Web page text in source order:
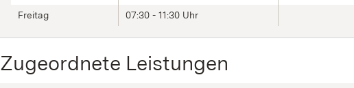
Freitag
07:30 - 11:30 Uhr
Zugeordnete Leistungen